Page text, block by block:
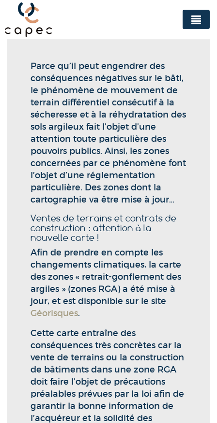
Panneau de gestion des cookies
Parce qu’il peut engendrer des
conséquences négatives sur le bâti,
le phénomène de mouvement de
terrain différentiel consécutif à la
sécheresse et à la réhydratation des
sols argileux fait l’objet d’une
attention toute particulière des
pouvoirs publics. Ainsi, les zones
concernées par ce phénomène font
l’objet d’une réglementation
particulière. Des zones dont la
cartographie va être mise à jour…
Ventes de terrains et contrats de
construction : attention à la
nouvelle carte !
Afin de prendre en compte les
changements climatiques, la carte
des zones « retrait-gonflement des
argiles » (zones RGA) a été mise à
jour, et est disponible sur le site
Géorisques.
Cette carte entraîne des
conséquences très concrètes car la
vente de terrains ou la construction
de bâtiments dans une zone RGA
doit faire l’objet de précautions
préalables prévues par la loi afin de
garantir la bonne information de
l’acquéreur et la solidité des